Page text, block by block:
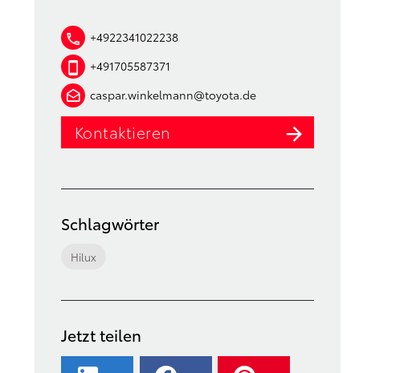
+4922341022238
+491705587371
caspar.winkelmann@toyota.de
Kontaktieren
Schlagwörter
Hilux
Jetzt teilen